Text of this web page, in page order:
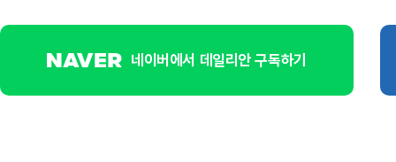
네이버에서 데일리안 구독하기